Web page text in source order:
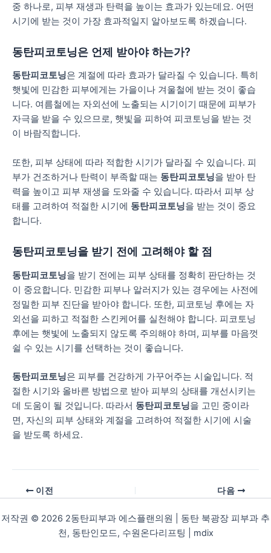
중 하나로, 피부 재생과 탄력을 높이는 효과가 있는데요. 어떤
시기에 받는 것이 가장 효과적일지 알아보도록 하겠습니다.
동탄피코토닝은 언제 받아야 하는가?
동탄피코토닝은 계절에 따라 효과가 달라질 수 있습니다. 특히
햇빛에 민감한 피부에게는 가을이나 겨울철에 받는 것이 좋습
니다. 여름철에는 자외선에 노출되는 시기이기 때문에 피부가
자극을 받을 수 있으므로, 햇빛을 피하여 피코토닝을 받는 것
이 바람직합니다.
또한, 피부 상태에 따라 적합한 시기가 달라질 수 있습니다. 피
부가 건조하거나 탄력이 부족할 때는 동탄피코토닝을 받아 탄
력을 높이고 피부 재생을 도와줄 수 있습니다. 따라서 피부 상
태를 고려하여 적절한 시기에 동탄피코토닝을 받는 것이 중요
합니다.
동탄피코토닝을 받기 전에 고려해야 할 점
동탄피코토닝을 받기 전에는 피부 상태를 정확히 판단하는 것
이 중요합니다. 민감한 피부나 알러지가 있는 경우에는 사전에
정밀한 피부 진단을 받아야 합니다. 또한, 피코토닝 후에는 자
외선을 피하고 적절한 스킨케어를 실천해야 합니다. 피코토닝
후에는 햇빛에 노출되지 않도록 주의해야 하며, 피부를 마음껏
쉴 수 있는 시기를 선택하는 것이 좋습니다.
동탄피코토닝은 피부를 건강하게 가꾸어주는 시술입니다. 적
절한 시기와 올바른 방법으로 받아 피부의 상태를 개선시키는
데 도움이 될 것입니다. 따라서 동탄피코토닝을 고민 중이라
면, 자신의 피부 상태와 계절을 고려하여 적절한 시기에 시술
을 받도록 하세요.
이전 다음
저작권 © 2026 2동탄피부과 에스플랜의원 | 동탄 북광장 피부과 추
천, 동탄인모드, 수원온다리프팅 | mdix